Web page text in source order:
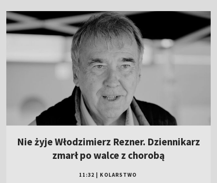
Nie żyje Włodzimierz Rezner. Dziennikarz
zmarł po walce z chorobą
11:32 KOLARSTWO